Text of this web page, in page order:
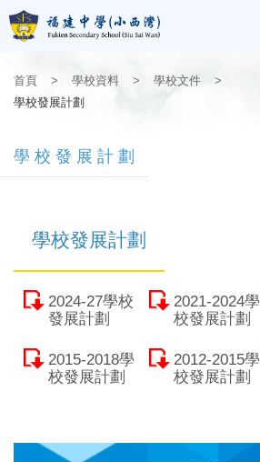
首頁 > 學校資料 > 學校文件
>
學校發展計劃
學校發展計劃
學校發展計劃
2024-27學校
發展計劃
2021-2024學
校發展計劃
2015-2018學
校發展計劃
2012-2015學
校發展計劃